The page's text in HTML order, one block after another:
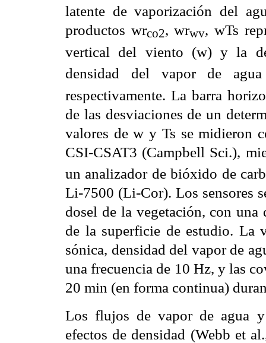
latente de vaporización del
productos wrco2, wrwv, wTs
vertical del viento (w) y la
densidad del vapor de
respectivamente. La barra
de las desviaciones de un
valores de w y Ts se midieron
CSI-CSAT3 (Campbell Sci.),
un analizador de bióxido de
Li-7500 (Li-Cor). Los sensores
dosel de la vegetación, con
de la superficie de estudio. La
sónica, densidad del vapor de
una frecuencia de 10 Hz, y las
20 min (en forma continua)
Los flujos de vapor de agua
efectos de densidad (Webb et